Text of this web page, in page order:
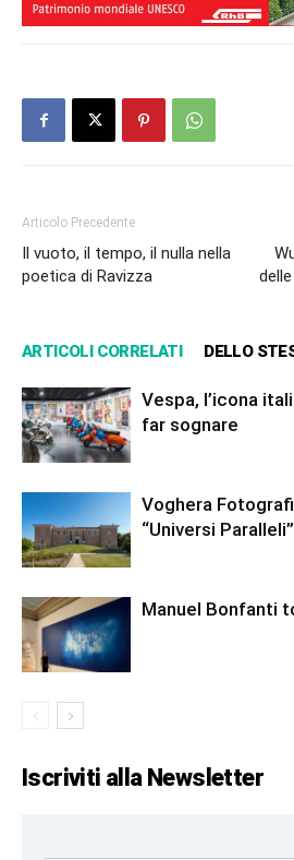
Articolo Precedente
Il vuoto, il tempo, il nulla nella
poetica di Ravizza
ARTICOLI CORRELATI DELLO
Vespa, l’icona
far sognare
Voghera
“Universi Paralleli”
Manuel Bonfanti
Iscriviti alla Newsletter